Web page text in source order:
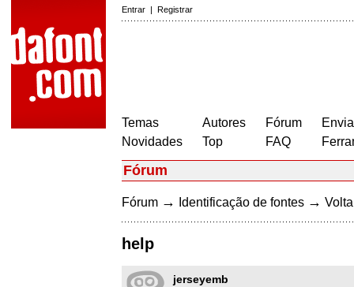
Entrar | Registrar
Temas
Novidades
Autores
Top
Fórum
FAQ
Fórum
Fórum → Identificação de fontes →
help
jerseyemb